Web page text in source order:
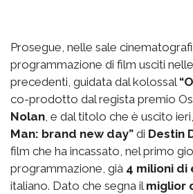
Prosegue, nelle sale
programmazione di film usciti
precedenti, guidata dal kolossal
co-prodotto dal regista premio
Nolan, e dal titolo che è uscito
Man: brand new day” di Destin
film che ha incassato, nel primo
programmazione, già 4 milioni di
italiano. Dato che segna il miglior